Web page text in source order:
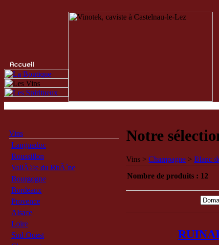
Vins
Languedoc
Roussillon
VallÃ©e du RhÃ´ne
Bourgogne
Bordeaux
Provence
Alsace
Loire
Sud-Ouest
Notre
Vins > Champagne > Blanc
Nombre de produits : 12